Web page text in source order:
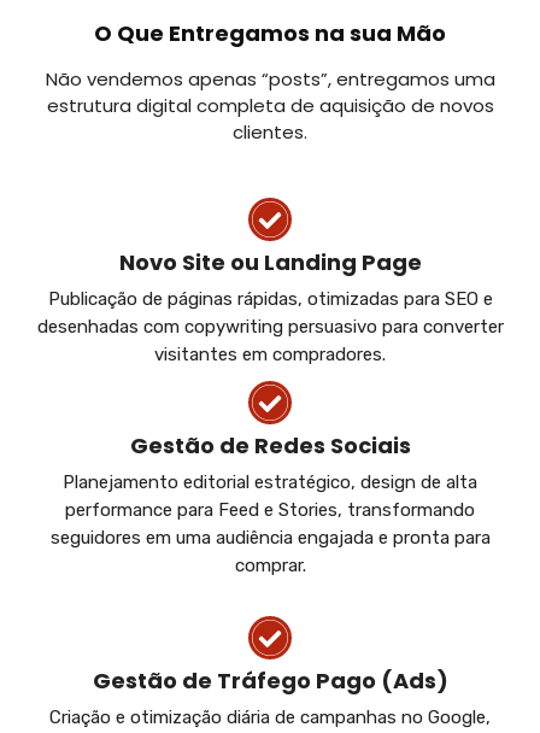
O Que Entregamos na sua Mão
Não vendemos apenas “posts”, entregamos uma
estrutura digital completa de aquisição de novos
clientes.
Novo Site ou Landing Page
Publicação de páginas rápidas, otimizadas para SEO e
desenhadas com copywriting persuasivo para converter
visitantes em compradores.
Gestão de Redes Sociais
Planejamento editorial estratégico, design de alta
performance para Feed e Stories, transformando
seguidores em uma audiência engajada e pronta para
comprar.
Gestão de Tráfego Pago (Ads)
Criação e otimização diária de campanhas no Google,